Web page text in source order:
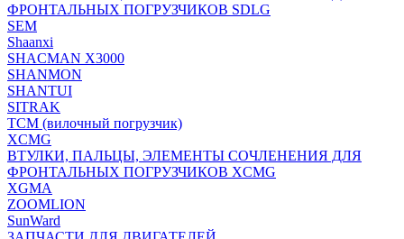
ФРОНТАЛЬНЫХ ПОГРУЗЧИКОВ SDLG
SEM
Shaanxi
SHACMAN X3000
SHANMON
SHANTUI
SITRAK
TCM (вилочный погрузчик)
XCMG
ВТУЛКИ, ПАЛЬЦЫ, ЭЛЕМЕНТЫ СОЧЛЕНЕНИЯ ДЛЯ
ФРОНТАЛЬНЫХ ПОГРУЗЧИКОВ XCMG
XGMA
ZOOMLION
SunWard